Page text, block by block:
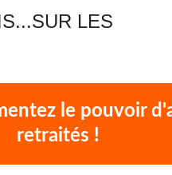
LES
le pouvoir
retraités !